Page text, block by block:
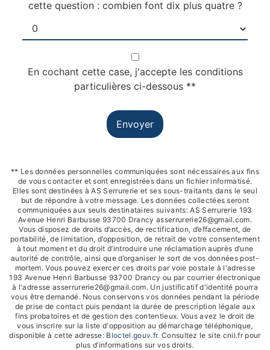
cette question : combien font dix plus quatre ?
En cochant cette case, j'accepte les conditions
particulières ci-dessous **
Envoyer
** Les données personnelles communiquées sont nécessaires aux fins
de vous contacter et sont enregistrées dans un fichier informatisé.
Elles sont destinées à AS Serrurerie et ses sous-traitants dans le seul
but de répondre à votre message. Les données collectées seront
communiquées aux seuls destinataires suivants: AS Serrurerie 193
Avenue Henri Barbusse 93700 Drancy asserrurerie26@gmail.com.
Vous disposez de droits d’accès, de rectification, d’effacement, de
portabilité, de limitation, d’opposition, de retrait de votre consentement
à tout moment et du droit d’introduire une réclamation auprès d’une
autorité de contrôle, ainsi que d’organiser le sort de vos données post-
mortem. Vous pouvez exercer ces droits par voie postale à l'adresse
193 Avenue Henri Barbusse 93700 Drancy ou par courrier électronique
à l'adresse asserrurerie26@gmail.com. Un justificatif d'identité pourra
vous être demandé. Nous conservons vos données pendant la période
de prise de contact puis pendant la durée de prescription légale aux
fins probatoires et de gestion des contentieux. Vous avez le droit de
vous inscrire sur la liste d'opposition au démarchage téléphonique,
disponible à cette adresse: Bloctel.gouv.fr. Consultez le site cnil.fr pour
plus d’informations sur vos droits.